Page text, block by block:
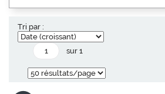
Tri par :
sur 1